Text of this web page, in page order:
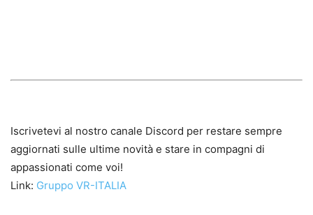
Iscrivetevi al nostro canale Discord per restare sempre
aggiornati sulle ultime novità e stare in compagni di
appassionati come voi!
Link: Gruppo VR-ITALIA